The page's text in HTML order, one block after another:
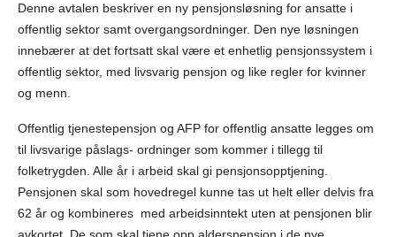
Denne avtalen beskriver en ny pensjonsløsning for ansatte i
offentlig sektor samt overgangsordninger. Den nye løsningen
innebærer at det fortsatt skal være et enhetlig pensjonssystem i
offentlig sektor, med livsvarig pensjon og like regler for kvinner
og menn.
Offentlig tjenestepensjon og AFP for offentlig ansatte legges om
til livsvarige påslags- ordninger som kommer i tillegg til
folketrygden. Alle år i arbeid skal gi pensjonsopptjening.
Pensjonen skal som hovedregel kunne tas ut helt eller delvis fra
62 år og kombineres med arbeidsinntekt uten at pensjonen blir